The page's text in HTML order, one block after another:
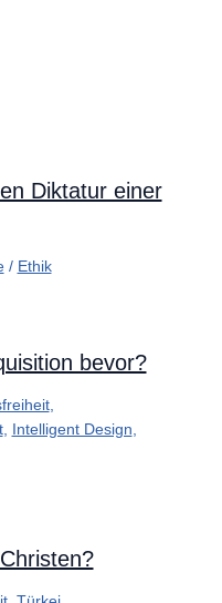
Diktatur einer
/ Ethik
bevor?
,
, Intelligent Design